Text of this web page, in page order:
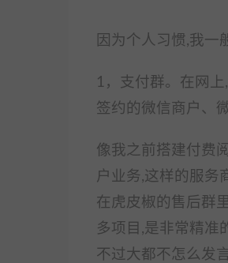
因为个人习惯,我一
1，支付群。在网
签约的微信商户、
像我之前搭建付费
户业务,这样的服务
在虎皮椒的售后群
多项目,是非常精准
不过大都不怎么发